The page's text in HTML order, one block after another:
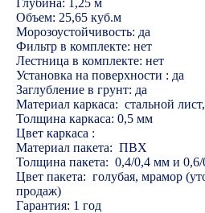
Глубина: 1,25 м
Объем: 25,65 куб.м
Морозоустойчивость: да
Фильтр в комплекте: нет
Лестница в комплекте: нет
Установка на поверхности : да
Заглубление в грунт: да
Материал каркаса: стальной
Толщина каркаса: 0,5 мм
Цвет каркаса :
Материал пакета: ПВХ
Толщина пакета: 0,4/0,4 мм и
Цвет пакета: голубая, мрамор
продаж)
Гарантия: 1 год